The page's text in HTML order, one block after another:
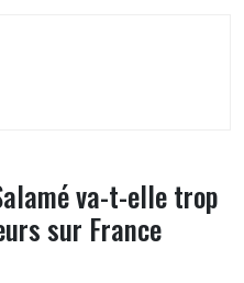
va-t-elle trop
sur France